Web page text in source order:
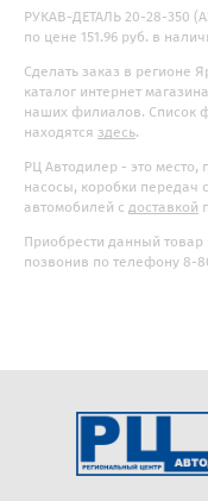
РУКАВ-ДЕТАЛЬ 20-28-350
по цене 151.96 руб. в
Сделать заказ в регионе
каталог интернет
наших филиалов. Список
находятся здесь.
РЦ Автодилер - это место,
насосы, коробки передач
автомобилей с доставкой
Приобрести данный
позвонив по телефону 8-